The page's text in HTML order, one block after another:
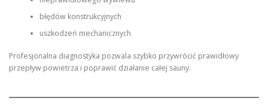
błędów konstrukcyjnych
uszkodzeń mechanicznych
Profesjonalna diagnostyka pozwala szybko przywrócić prawidłowy
przepływ powietrza i poprawić działanie całej sauny.